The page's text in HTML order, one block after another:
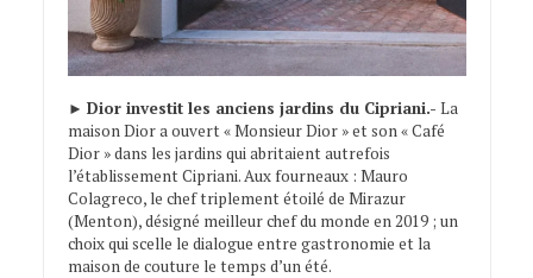
► Dior investit les anciens jardins du Cipriani.- La
maison Dior a ouvert « Monsieur Dior » et son « Café
Dior » dans les jardins qui abritaient autrefois
l’établissement Cipriani. Aux fourneaux : Mauro
Colagreco, le chef triplement étoilé de Mirazur
(Menton), désigné meilleur chef du monde en 2019 ; un
choix qui scelle le dialogue entre gastronomie et la
maison de couture le temps d’un été.